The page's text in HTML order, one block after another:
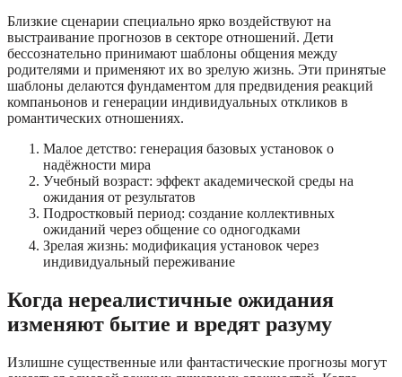
Близкие сценарии специально ярко воздействуют на
выстраивание прогнозов в секторе отношений. Дети
бессознательно принимают шаблоны общения между
родителями и применяют их во зрелую жизнь. Эти принятые
шаблоны делаются фундаментом для предвидения реакций
компаньонов и генерации индивидуальных откликов в
романтических отношениях.
Малое детство: генерация базовых установок о
надёжности мира
Учебный возраст: эффект академической среды на
ожидания от результатов
Подростковый период: создание коллективных
ожиданий через общение со одногодками
Зрелая жизнь: модификация установок через
индивидуальный переживание
Когда нереалистичные ожидания
изменяют бытие и вредят разуму
Излишне существенные или фантастические прогнозы могут